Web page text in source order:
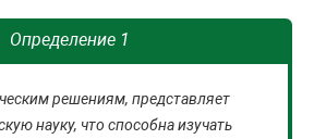
Определение 1
решениям, представляет
науку, что способна изучать